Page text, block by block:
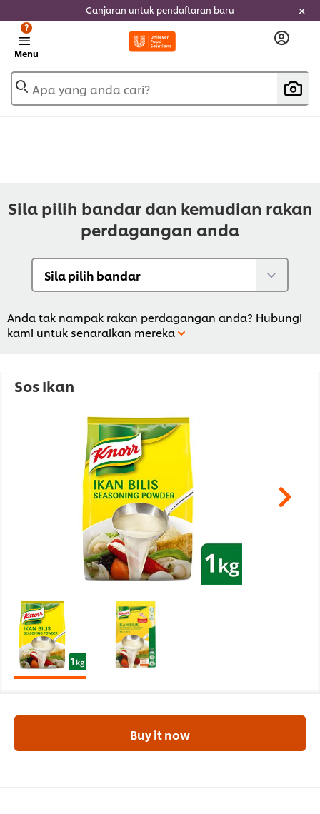
Ganjaran untuk pendaftaran baru
Menu
?
Apa yang anda cari?
Sila pilih bandar dan kemudian rakan
perdagangan anda
Anda tak nampak rakan perdagangan anda? Hubungi
kami untuk senaraikan mereka
Sos Ikan
Buy it now